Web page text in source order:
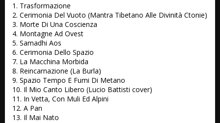
1. Trasformazione
2. Cerimonia Del Vuoto (Mantra Tibetano Alle Divinità Ctonie)
3. Morte Di Una Coscienza
4. Montagne Ad Ovest
5. Samadhi Aos
6. Cerimonia Dello Spazio
7. La Macchina Morbida
8. Reincarnazione (La Burla)
9. Spazio Tempo E Fumi Di Metano
10. Il Mio Canto Libero (Lucio Battisti cover)
11. In Vetta, Con Muli Ed Alpini
12. A Pan
13. Il Mai Nato